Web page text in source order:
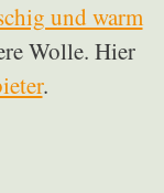
und warm
Wolle. Hier
.